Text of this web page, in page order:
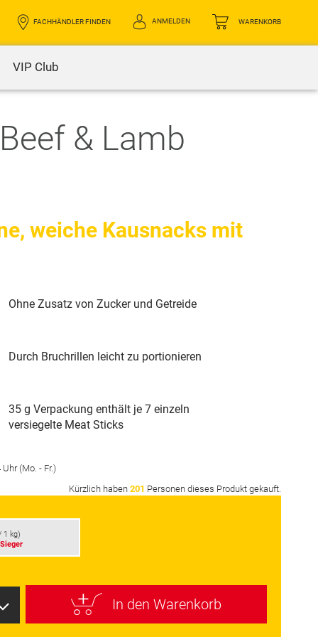
WARENKORB
FACHHÄNDLER FINDEN ANMELDEN
VIP Club
& Lamb
weiche Kausnacks mit
Ohne Zusatz von Zucker und Getreide
Durch Bruchrillen leicht zu portionieren
35 g Verpackung enthält je 7 einzeln
versiegelte Meat Sticks
(Mo. - Fr.)
Kürzlich haben 201 Personen dieses Produkt gekauft.
1 kg)
In den Warenkorb